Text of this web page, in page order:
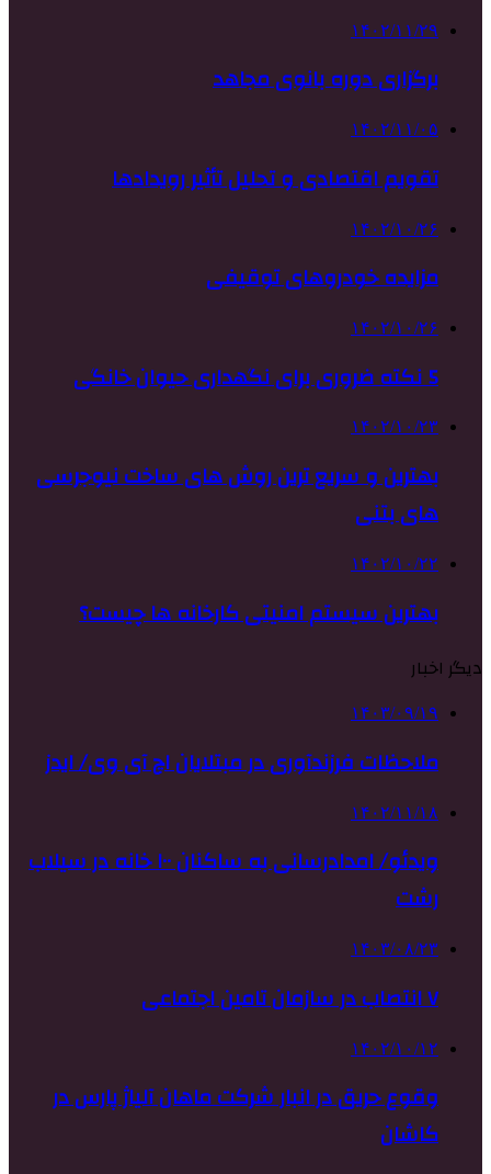
۱۴۰۲/۱۱/۲۹
برگزاری دوره بانوی مجاهد
۱۴۰۲/۱۱/۰۵
تقویم اقتصادی و تحلیل تأثیر رویدادها
۱۴۰۲/۱۰/۲۶
مزایده خودروهای توقیفی
۱۴۰۲/۱۰/۲۶
5 نکته ضروری برای نگهداری حیوان خانگی
۱۴۰۲/۱۰/۲۳
بهترین و سریع ترین روش های ساخت نیوجرسی
های بتنی
۱۴۰۲/۱۰/۲۲
بهترین سیستم امنیتی کارخانه ها چیست؟
دیگر اخبار
۱۴۰۳/۰۹/۱۹
ملاحظات فرزندآوری در مبتلایان اچ آی وی/ ایدز
۱۴۰۲/۱۱/۱۸
ویدئو/ امدادرسانی به ساکنان ۱۰۰ خانه در سیلاب
رشت
۱۴۰۳/۰۸/۲۳
۷ انتصاب در سازمان تامین اجتماعی
۱۴۰۲/۱۰/۱۲
وقوع حریق در انبار شرکت ماهان آلیاژ پارس در
کاشان